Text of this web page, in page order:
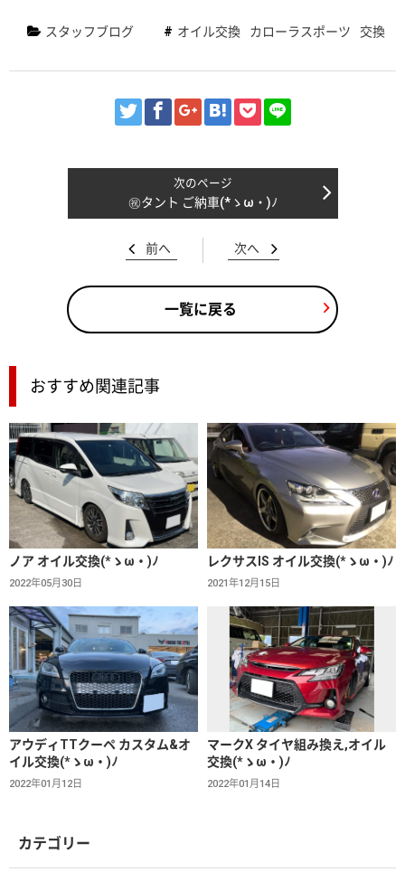
スタッフブログ オイル交換 カローラスポーツ 交換
㊗️タント ご納車(*ゝω・)ﾉ
前へ 次へ
一覧に戻る
おすすめ関連記事
ノア オイル交換(*ゝω・)ﾉ
2022年05月30日
レクサスIS オイル交換(*ゝω・)ﾉ
2021年12月15日
アウディTTクーペ カスタム&オ
イル交換(*ゝω・)ﾉ
2022年01月12日
マークX タイヤ組み換え,オイル
交換(*ゝω・)ﾉ
2022年01月14日
カテゴリー